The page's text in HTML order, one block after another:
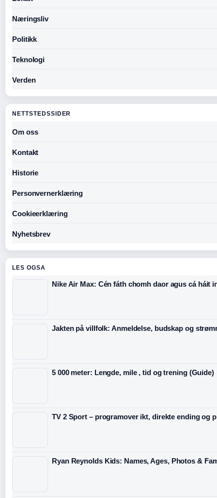
Næringsliv
Politikk
Teknologi
Verden
NETTSTEDSSIDER
Om oss
Kontakt
Historie
Personvernerklæring
Cookieerklæring
Nyhetsbrev
LES OGSA
Nike Air Max: Cén fáth chomh daor agus cá háit
Jakten på villfolk: Anmeldelse, budskap og
5 000 meter: Lengde, mile , tid og trening (Guide)
TV 2 Sport – programover ikt, direkte ending og
Ryan Reynolds Kids: Names, Ages, Photos &